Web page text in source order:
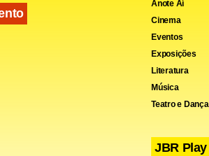
Anote Aí
Cinema
Eventos
Exposições
Literatura
Música
Teatro e Dança
JBR Play